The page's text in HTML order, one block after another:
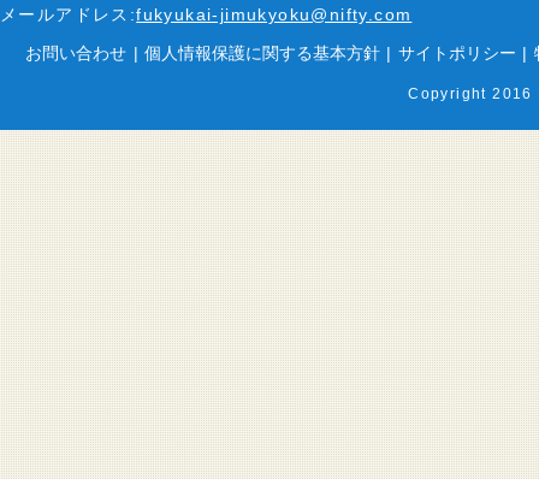
メールアドレス:fukyukai-jimukyoku@nifty.com
お問い合わせ | 個人情報保護に関する基本方針 | サイトポリシー |
Copyright 2016